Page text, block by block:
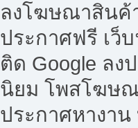
ลงโฆษณาสิน
ประกาศฟรี เว็
ติด Google ลง
นิยม โพสโฆษ
ประกาศหางาน